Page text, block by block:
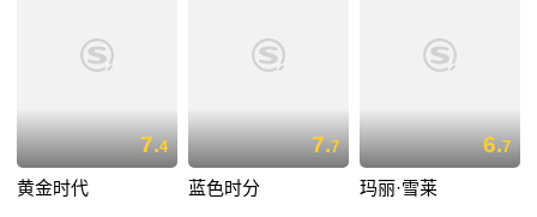
7.4
黄金时代
7.7
蓝色时分
6.7
玛丽·雪莱